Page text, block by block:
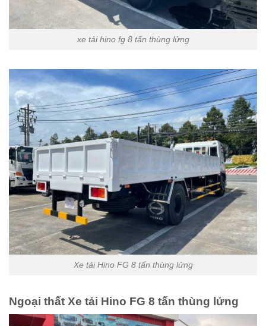
xe tải hino fg 8 tấn thùng lửng
Xe tải Hino FG 8 tấn thùng lửng
Ngoại thất Xe tải Hino FG 8 tấn thùng lửng